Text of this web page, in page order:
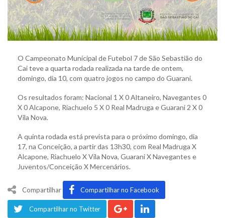
O Campeonato Municipal de Futebol 7 de São Sebastião do
Cai teve a quarta rodada realizada na tarde de ontem,
domingo, dia 10, com quatro jogos no campo do Guarani.
Os resultados foram: Nacional 1 X 0 Altaneiro, Navegantes 0
X 0 Alcapone, Riachuelo 5 X 0 Real Madruga e Guarani 2 X 0
Vila Nova.
A quinta rodada está prevista para o próximo domingo, dia
17, na Conceição, a partir das 13h30, com Real Madruga X
Alcapone, Riachuelo X Vila Nova, Guarani X Navegantes e
Juventos/Conceição X Mercenários.
Compartilhar Compartilhar no Facebook
Compartilhar no Twitter